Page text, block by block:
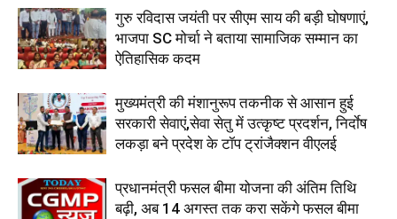
गुरु रविदास जयंती पर सीएम साय की बड़ी घोषणाएं,
भाजपा SC मोर्चा ने बताया सामाजिक सम्मान का
ऐतिहासिक कदम
मुख्यमंत्री की मंशानुरूप तकनीक से आसान हुई
सरकारी सेवाएं,सेवा सेतु में उत्कृष्ट प्रदर्शन, निर्दाेष
लकड़ा बने प्रदेश के टॉप ट्रांजैक्शन वीएलई
प्रधानमंत्री फसल बीमा योजना की अंतिम तिथि
बढ़ी, अब 14 अगस्त तक करा सकेंगे फसल बीमा